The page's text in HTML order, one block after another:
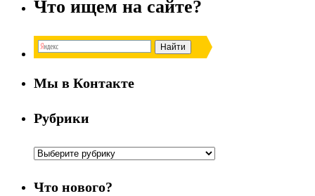
Что ищем на сайте?
Мы в Контакте
Рубрики
Рубрики
Что нового?